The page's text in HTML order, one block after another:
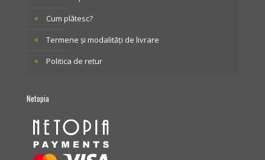
Cum plătesc?
Termene și modalități de livrare
Politica de retur
Netopia